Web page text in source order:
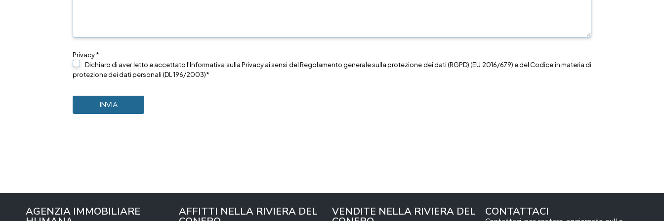
Privacy *
Dichiaro di aver letto e accettato l'Informativa sullaPrivacyai sensi del Regolamento generale sulla protezione dei dati (RGPD) (EU 2016/679) e del Codice in materia di
protezione dei dati personali (DL 196/2003)*
AGENZIA IMMOBILIARE AFFITTI NELLA RIVIERA DEL VENDITE NELLA RIVIERA DEL CONTATTACI